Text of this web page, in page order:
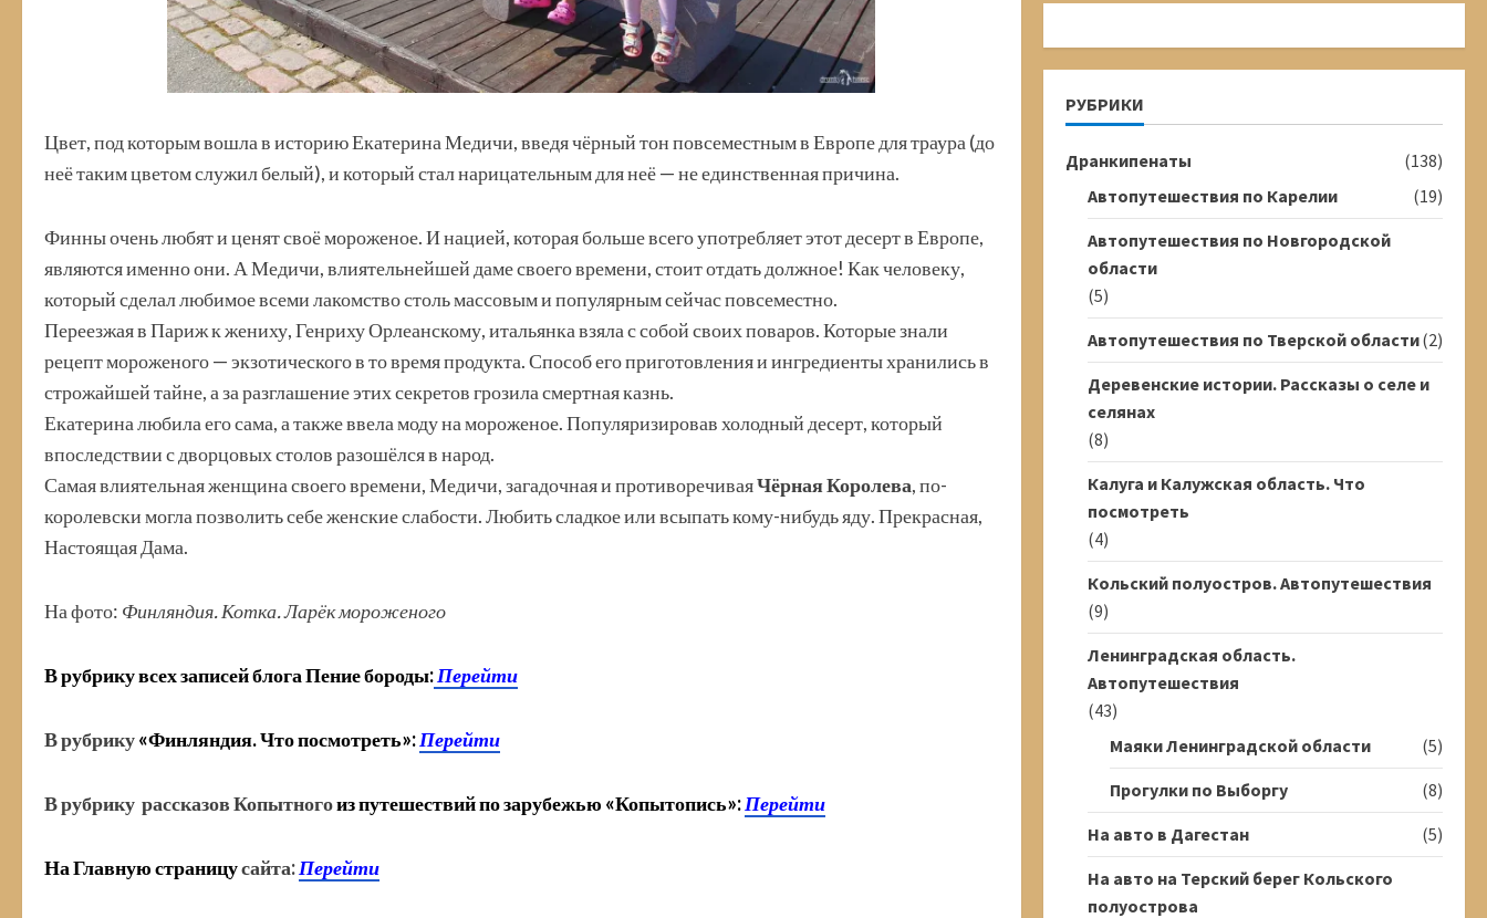
Цвет, под которым вошла в историю Екатерина Медичи, введя чёрный тон повсеместным в Европе для траура (до
неё таким цветом служил белый), и который стал нарицательным для неё — не единственная причина.
Финны очень любят и ценят своё мороженое. И нацией, которая больше всего употребляет этот десерт в Европе,
являются именно они. А Медичи, влиятельнейшей даме своего времени, стоит отдать должное! Как человеку,
который сделал любимое всеми лакомство столь массовым и популярным сейчас повсеместно.
Переезжая в Париж к жениху, Генриху Орлеанскому, итальянка взяла с собой своих поваров. Которые знали
рецепт мороженого — экзотического в то время продукта. Способ его приготовления и ингредиенты хранились в
строжайшей тайне, а за разглашение этих секретов грозила смертная казнь.
Екатерина любила его сама, а также ввела моду на мороженое. Популяризировав холодный десерт, который
впоследствии с дворцовых столов разошёлся в народ.
Самая влиятельная женщина своего времени, Медичи, загадочная и противоречиваяЧёрная Королева, по-
королевски могла позволить себе женские слабости. Любить сладкое или всыпать кому-нибудь яду. Прекрасная,
Настоящая Дама.
На фото: Финляндия. Котка. Ларёк мороженого
В рубрику всех записей блогаПение бороды:Перейти
В рубрику«Финляндия. Что посмотреть»:Перейти
В рубрику рассказов Копытногоиз путешествий по зарубежью «Копытопись»:Перейти
На Главную страницусайта:Перейти
РУБРИКИ
Дранкипенаты
(138)
Автопутешествия по Карелии
(19)
Автопутешествия по Новгородской
области
(5)
Автопутешествия по Тверской области(2)
Деревенские истории. Рассказы о селе и
селянах
(8)
Калуга и Калужская область. Что
посмотреть
(4)
Кольский полуостров. Автопутешествия
(9)
Ленинградская область.
Автопутешествия
(43)
Маяки Ленинградской области
(5)
Прогулки по Выборгу
(8)
На авто в Дагестан
(5)
На авто на Терский берег Кольского
полуострова